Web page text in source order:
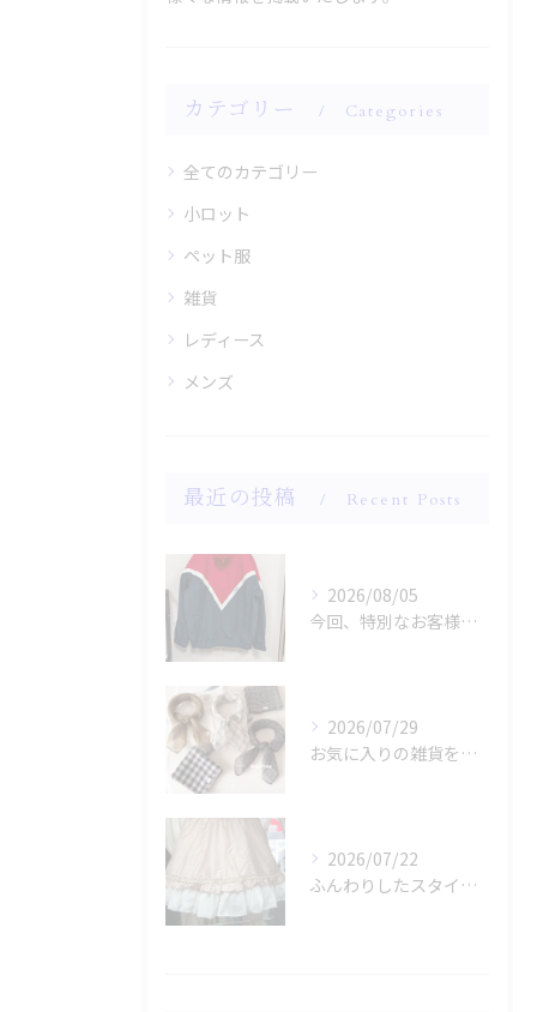
カテゴリー Categories
全てのカテゴリー
小ロット
ペット服
雑貨
レディース
メンズ
最近の投稿 Recent Posts
2026/08/05
今回、特別なお客様のためにファッションショー用のサンプルを手...
2026/07/29
お気に入りの雑貨をお探しですか？
2026/07/22
ふんわりしたスタイルに魅了されませんか？